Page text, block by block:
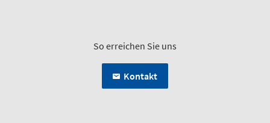
So erreichen Sie uns
Kontakt